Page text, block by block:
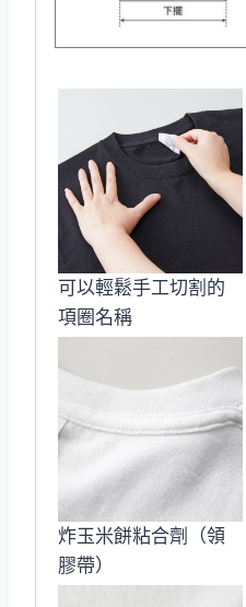
可以輕鬆手工切割的
項圈名稱
炸玉米餅粘合劑（領
膠帶）